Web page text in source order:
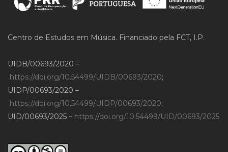
Centro de Estudos em Música. Financiado pela FCT, I.P.
UIDB/00693/2020 –
https://doi.org/10.54499/UIDB/00693/2020;
UIDP/00693/2020 –
https://doi.org/10.54499/UIDP/00693/2020;
UID/00693/2025 – https://doi.org/10.54499/UID/00693/2025